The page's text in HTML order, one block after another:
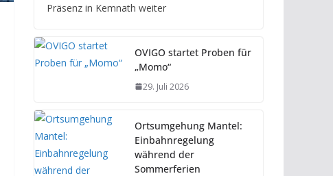
Präsenz in Kemnath weiter
OVIGO startet Proben für
„Momo“
29. Juli 2026
Ortsumgehung Mantel:
Einbahnregelung
während der
Sommerferien